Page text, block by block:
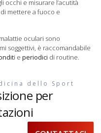
occhi e misurare l’acutità
mettere a fuoco e
oculari sono
soggettivi, è raccomandabile
i e periodici di routine.
dello Sport
per